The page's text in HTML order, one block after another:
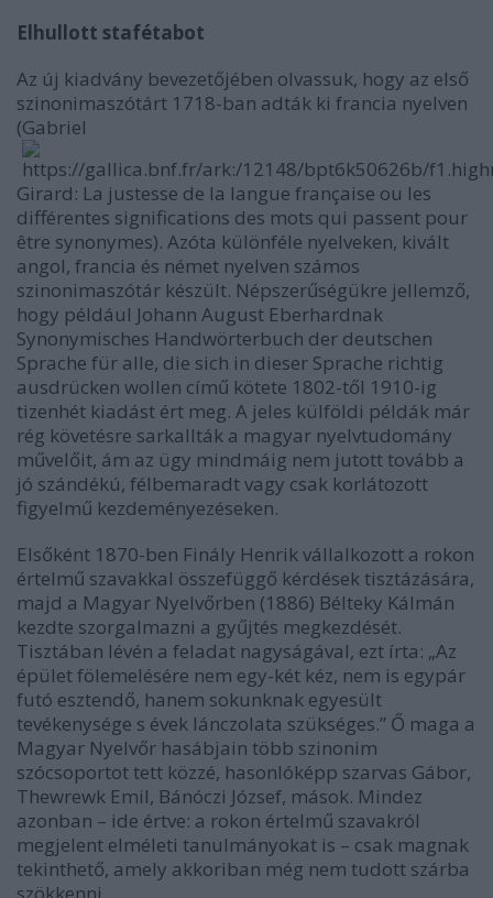
Elhullott stafétabot
Az új kiadvány bevezetőjében olvassuk, hogy az első
szinonimaszótárt 1718-ban adták ki francia nyelven
(Gabriel
Girard: La justesse de la langue française ou les
différentes significations des mots qui passent pour
être synonymes). Azóta különféle nyelveken, kivált
angol, francia és német nyelven számos
szinonimaszótár készült. Népszerűségükre jellemző,
hogy például Johann August Eberhardnak
Synonymisches Handwörterbuch der deutschen
Sprache für alle, die sich in dieser Sprache richtig
ausdrücken wollen című kötete 1802-től 1910-ig
tizenhét kiadást ért meg. A jeles külföldi példák már
rég követésre sarkallták a magyar nyelvtudomány
művelőit, ám az ügy mindmáig nem jutott tovább a
jó szándékú, félbemaradt vagy csak korlátozott
figyelmű kezdeményezéseken.
Elsőként 1870-ben Finály Henrik vállalkozott a rokon
értelmű szavakkal összefüggő kérdések tisztázására,
majd a Magyar Nyelvőrben (1886) Bélteky Kálmán
kezdte szorgalmazni a gyűjtés megkezdését.
Tisztában lévén a feladat nagyságával, ezt írta: „Az
épület fölemelésére nem egy-két kéz, nem is egypár
futó esztendő, hanem sokunknak egyesült
tevékenysége s évek lánczolata szükséges.” Ő maga a
Magyar Nyelvőr hasábjain több szinonim
szócsoportot tett közzé, hasonlóképp szarvas Gábor,
Thewrewk Emil, Bánóczi József, mások. Mindez
azonban – ide értve: a rokon értelmű szavakról
megjelent elméleti tanulmányokat is – csak magnak
tekinthető, amely akkoriban még nem tudott szárba
szökkenni.